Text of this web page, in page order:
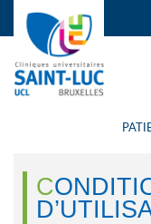
CONDITIONS GÉNÉRALES